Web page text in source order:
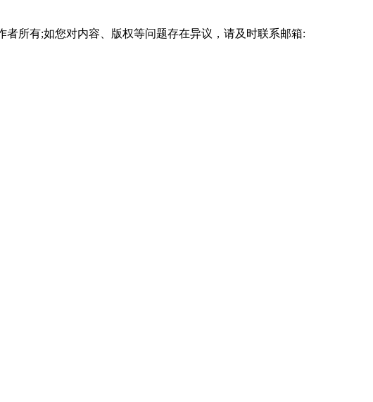
所有;如您对内容、版权等问题存在异议，请及时联系邮箱: